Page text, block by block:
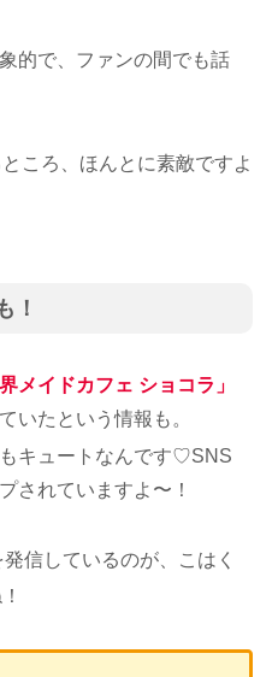
的で、ファンの間でも話
ころ、ほんとに素敵ですよ
！
メイドカフェ ショコラ」
いたという情報も。
キュートなんです♡SNS
されていますよ〜！
信しているのが、こはく